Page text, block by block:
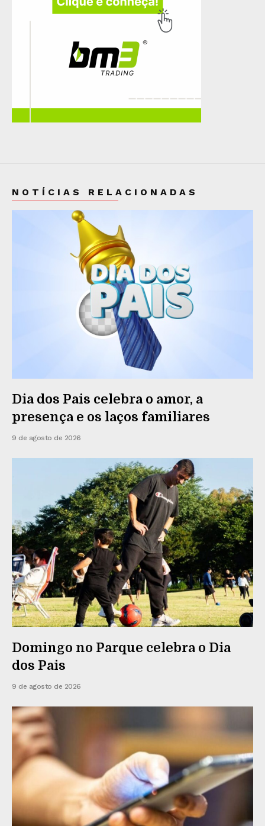
NOTÍCIAS RELACIONADAS
Dia dos Pais celebra o amor, a
presença e os laços familiares
9 de agosto de 2026
Domingo no Parque celebra o Dia
dos Pais
9 de agosto de 2026